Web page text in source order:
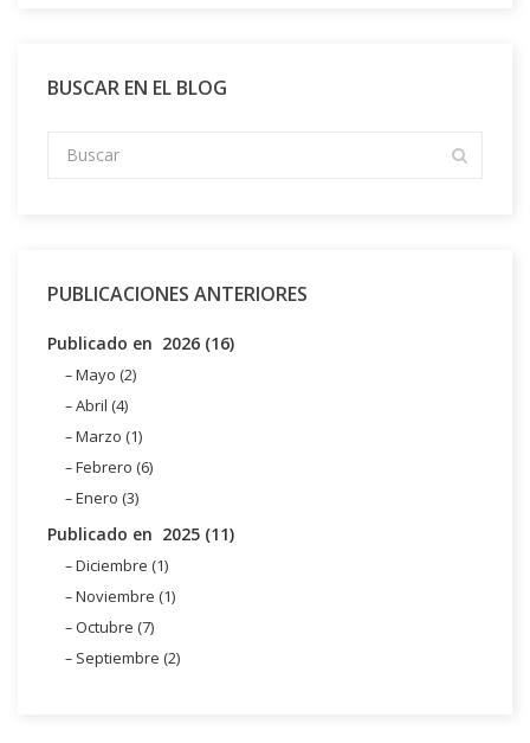
BUSCAR EN EL BLOG
PUBLICACIONES ANTERIORES
Publicado en 2026 (16)
Mayo (2)
Abril (4)
Marzo (1)
Febrero (6)
Enero (3)
Publicado en 2025 (11)
Diciembre (1)
Noviembre (1)
Octubre (7)
Septiembre (2)